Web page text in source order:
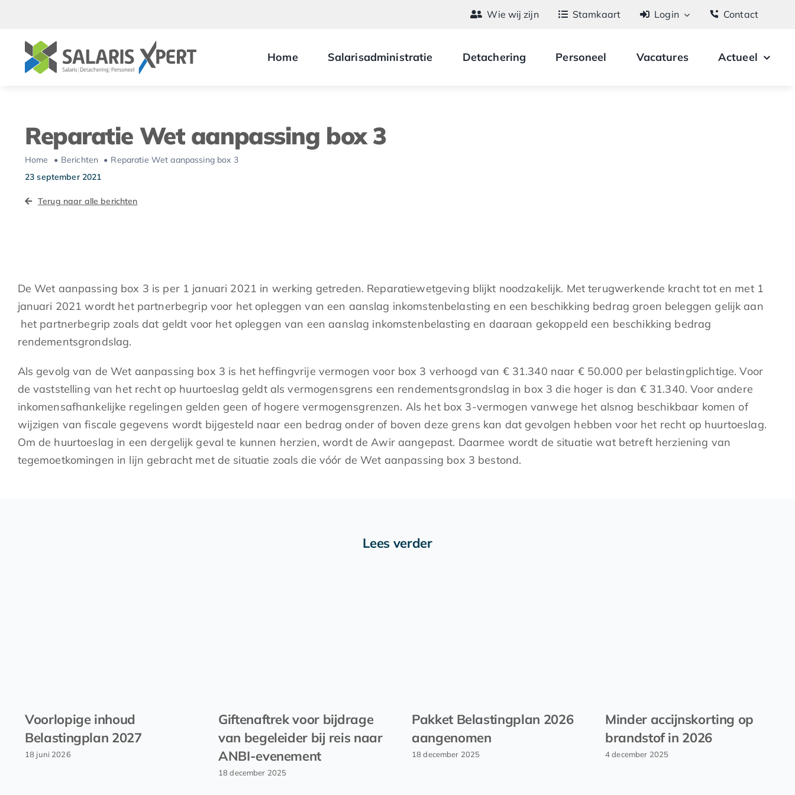
inhoud
Wie wij zijn Stamkaart Login Contact
Home Salarisadministratie Detachering Personeel Vacatures Actueel
Reparatie Wet aanpassing box 3
Home Berichten
Reparatie Wet aanpassing box 3
23 september 2021
Terug naar alle berichten
De Wet aanpassing box 3 is per 1 januari 2021 in werking getreden. Reparatiewetgeving blijkt noodzakelijk. Met terugwerkende kracht tot en met 1
januari 2021 wordt het partnerbegrip voor het opleggen van een aanslag inkomstenbelasting en een beschikking bedrag groen beleggen gelijk aan
het partnerbegrip zoals dat geldt voor het opleggen van een aanslag inkomstenbelasting en daaraan gekoppeld een beschikking bedrag
rendementsgrondslag.
Als gevolg van de Wet aanpassing box 3 is het heffingvrije vermogen voor box 3 verhoogd van € 31.340 naar € 50.000 per belastingplichtige. Voor
de vaststelling van het recht op huurtoeslag geldt als vermogensgrens een rendementsgrondslag in box 3 die hoger is dan € 31.340. Voor andere
inkomensafhankelijke regelingen gelden geen of hogere vermogensgrenzen. Als het box 3-vermogen vanwege het alsnog beschikbaar komen of
wijzigen van fiscale gegevens wordt bijgesteld naar een bedrag onder of boven deze grens kan dat gevolgen hebben voor het recht op huurtoeslag.
Om de huurtoeslag in een dergelijk geval te kunnen herzien, wordt de Awir aangepast. Daarmee wordt de situatie wat betreft herziening van
tegemoetkomingen in lijn gebracht met de situatie zoals die vóór de Wet aanpassing box 3 bestond.
Lees verder
Voorlopige inhoud
Belastingplan 2027
18 juni 2026
Giftenaftrek voor bijdrage
van begeleider bij reis naar
ANBI-evenement
18 december 2025
Pakket Belastingplan 2026
aangenomen
18 december 2025
Minder accijnskorting op
brandstof in 2026
4 december 2025